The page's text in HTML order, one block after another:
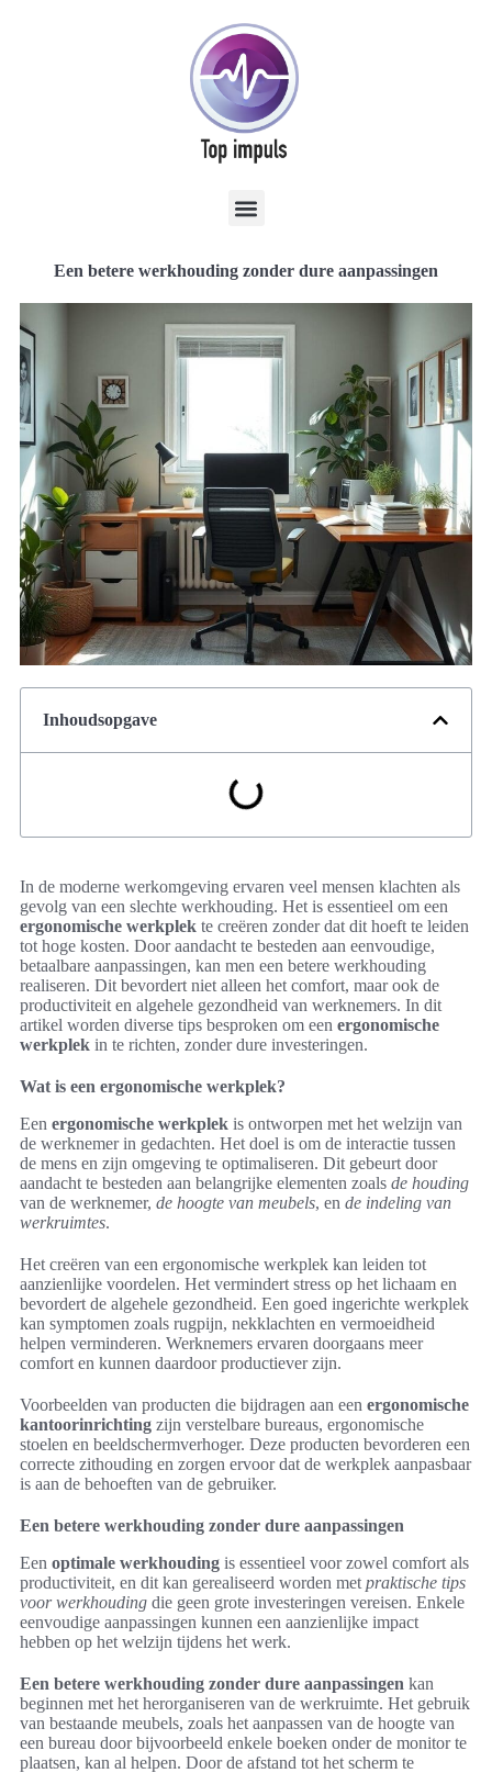
Een betere werkhouding zonder dure aanpassingen
Inhoudsopgave
In de moderne werkomgeving ervaren veel mensen klachten als
gevolg van een slechte werkhouding. Het is essentieel om een
ergonomische werkplek te creëren zonder dat dit hoeft te leiden
tot hoge kosten. Door aandacht te besteden aan eenvoudige,
betaalbare aanpassingen, kan men een betere werkhouding
realiseren. Dit bevordert niet alleen het comfort, maar ook de
productiviteit en algehele gezondheid van werknemers. In dit
artikel worden diverse tips besproken om een ergonomische
werkplek in te richten, zonder dure investeringen.
Wat is een ergonomische werkplek?
Een ergonomische werkplek is ontworpen met het welzijn van
de werknemer in gedachten. Het doel is om de interactie tussen
de mens en zijn omgeving te optimaliseren. Dit gebeurt door
aandacht te besteden aan belangrijke elementen zoals de houding
van de werknemer, de hoogte van meubels, en de indeling van
werkruimtes.
Het creëren van een ergonomische werkplek kan leiden tot
aanzienlijke voordelen. Het vermindert stress op het lichaam en
bevordert de algehele gezondheid. Een goed ingerichte werkplek
kan symptomen zoals rugpijn, nekklachten en vermoeidheid
helpen verminderen. Werknemers ervaren doorgaans meer
comfort en kunnen daardoor productiever zijn.
Voorbeelden van producten die bijdragen aan een ergonomische
kantoorinrichting zijn verstelbare bureaus, ergonomische
stoelen en beeldschermverhoger. Deze producten bevorderen een
correcte zithouding en zorgen ervoor dat de werkplek aanpasbaar
is aan de behoeften van de gebruiker.
Een betere werkhouding zonder dure aanpassingen
Een optimale werkhouding is essentieel voor zowel comfort als
productiviteit, en dit kan gerealiseerd worden met praktische tips
voor werkhouding die geen grote investeringen vereisen. Enkele
eenvoudige aanpassingen kunnen een aanzienlijke impact
hebben op het welzijn tijdens het werk.
Een betere werkhouding zonder dure aanpassingen kan
beginnen met het herorganiseren van de werkruimte. Het gebruik
van bestaande meubels, zoals het aanpassen van de hoogte van
een bureau door bijvoorbeeld enkele boeken onder de monitor te
plaatsen, kan al helpen. Door de afstand tot het scherm te